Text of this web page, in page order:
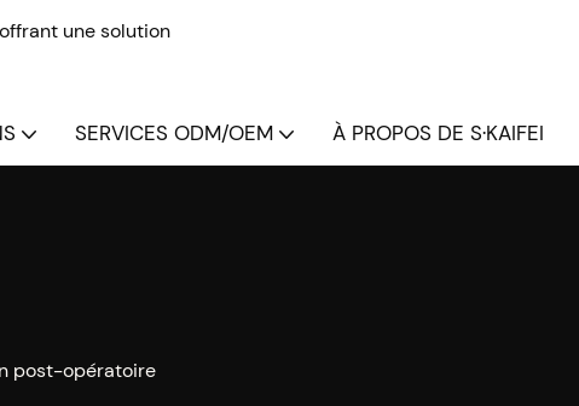
une solution
SERVICES ODM/OEM À PROPOS DE S·KAIFEI
post-opératoire